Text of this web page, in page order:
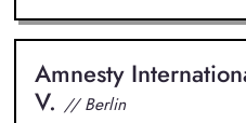
Amnesty
V. // Berlin